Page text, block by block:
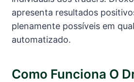
apresenta resultados
plenamente possíveis em
automatizado.
Como Funciona O